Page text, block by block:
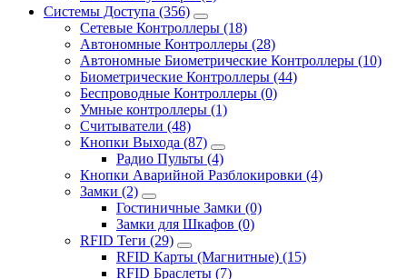
Системы Доступа (356)
Сетевые Контроллеры (18)
Автономные Контроллеры (28)
Автономные Биометрические Контроллеры (10)
Биометрические Контроллеры (44)
Беспроводные Контроллеры (0)
Умные контроллеры (1)
Считыватели (48)
Кнопки Выхода (87)
Радио Пульты (4)
Кнопки Аварийной Разблокировки (4)
Замки (2)
Гостиничные Замки (0)
Замки для Шкафов (0)
RFID Теги (29)
RFID Карты (Магнитные) (15)
RFID Браслеты (7)